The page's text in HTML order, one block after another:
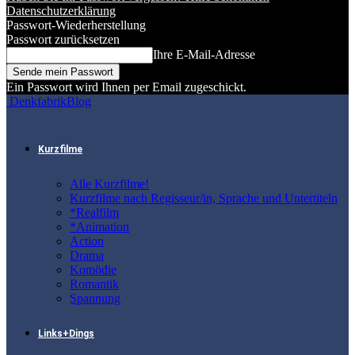
Datenschutzerklärung
Passwort-Wiederherstellung
Passwort zurücksetzen
Ihre E-Mail-Adresse
Ein Passwort wird Ihnen per Email zugeschickt.
DenkfabrikBlog
Kurzfilme
Alle Kurzfilme!
Kurzfilme nach Regisseur/in, Sprache und Untertiteln
*Realfilm
*Animation
Action
Drama
Komödie
Romantik
Spannung
Links+Dings